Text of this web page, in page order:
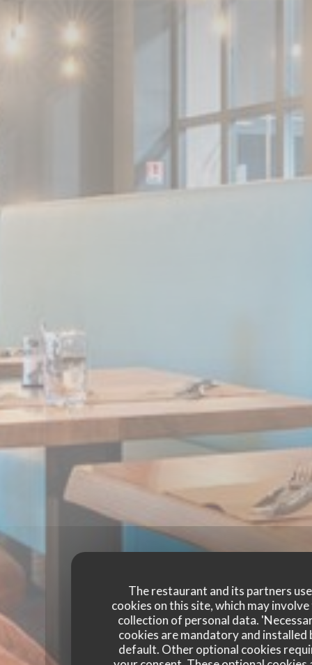
The restaurant and its partners use
cookies on this site, which may
collection of personal data.
cookies are mandatory and installed
default. Other optional cookies